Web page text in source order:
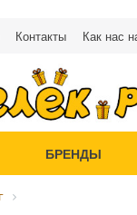
Контакты Как нас
БРЕНДЫ